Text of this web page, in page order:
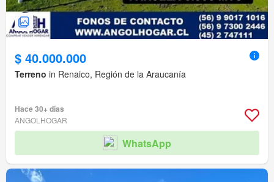
$ 40.000.000
Terreno in Renaico, Región de la Araucanía
Hace 30+ días
ANGOLHOGAR
WhatsApp